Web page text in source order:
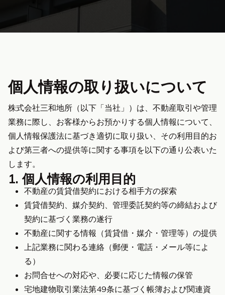
個人情報の取り扱いについて
株式会社三和地所（以下「当社」）は、不動産取引や管理
業務に際し、お客様からお預かりする個人情報について、
個人情報保護法に基づき適切に取り扱い、その利用目的お
よび第三者への提供等に関する事項を以下の通り公表いた
します。
1. 個人情報の利用目的
不動産の賃貸借契約における相手方の探索
賃貸借契約、媒介契約、管理委託契約等の締結および
契約に基づく業務の遂行
不動産に関する情報（賃貸借・媒介・管理等）の提供
上記業務に関わる連絡（郵便・電話・メール等によ
る）
お問合せへの対応や、必要に応じた情報の保管
宅地建物取引業法第49条に基づく帳簿および関連資